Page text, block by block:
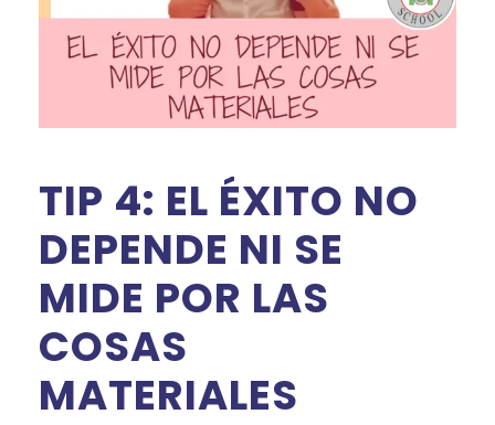
TIP 4: EL ÉXITO NO
DEPENDE NI SE
MIDE POR LAS
COSAS
MATERIALES